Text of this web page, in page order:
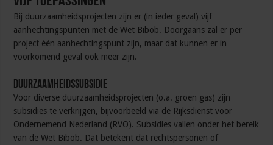
Bij duurzaamheidsprojecten zijn er (in ieder geval) vijf
aanhechtingspunten met de Wet Bibob. Doorgaans zal er per
project één aanhechtingspunt zijn, maar dat kunnen er in
voorkomend geval ook meer zijn.
Duurzaamheidssubsidie
Voor diverse duurzaamheidsprojecten (o.a. groen gas) zijn
subsidies te verkrijgen, bijvoorbeeld via de Rijksdienst voor
Ondernemend Nederland (RVO). Subsidies vallen onder het bereik
van de Wet Bibob. Dat betekent dat rechtspersonen of